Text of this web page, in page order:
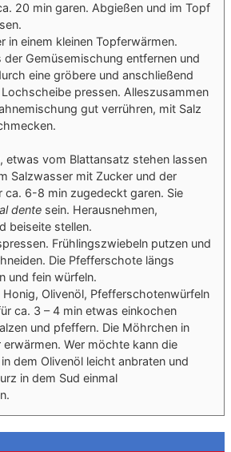
20 min garen. Abgießen und im Topf
in einem kleinen Topferwärmen.
der Gemüsemischung entfernen und
eine gröbere und anschließend
pressen. Alleszusammen
gut verrühren, mit Salz
etwas vom Blattansatz stehen lassen
Salzwasser mit Zucker und der
ca. 6-8 min zugedeckt garen. Sie
al dente sein. Herausnehmen,
beiseite stellen.
Frühlingszwiebeln putzen und
Die Pfefferschote längs
und fein würfeln.
Olivenöl, Pfefferschotenwürfeln
ca. 3 – 4 min etwas einkochen
und pfeffern. Die Möhrchen in
Wer möchte kann die
dem Olivenöl leicht anbraten und
in dem Sud einmal